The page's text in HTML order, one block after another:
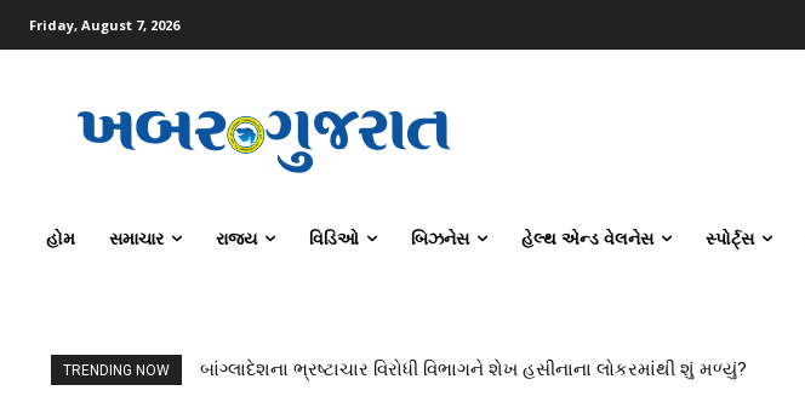
Friday, August 7, 2026
હોમ સમાચાર રાજ્ય વિડિઓ બિઝનેસ હેલ્થ એન્ડ વેલનેસ સ્પોર્ટ્સ
TRENDING NOW બાંગ્લાદેશના ભ્રષ્ટાચાર વિરોધી વિભાગને શેખ હસીનાના લોકરમાંથી શું મળ્યું?